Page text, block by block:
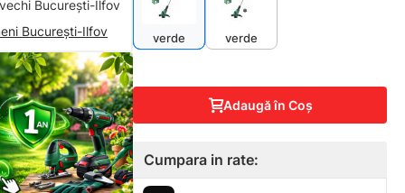
București-Ilfov
București-Ilfov
verde verde
Adaugă în Coş
Cumpara in rate: